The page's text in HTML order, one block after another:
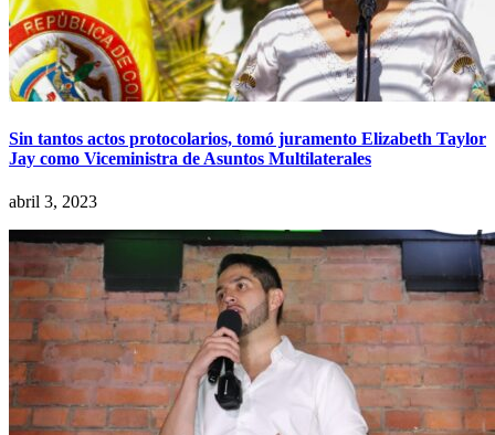
Sin tantos actos protocolarios, tomó juramento Elizabeth Taylor
Jay como Viceministra de Asuntos Multilaterales
abril 3, 2023